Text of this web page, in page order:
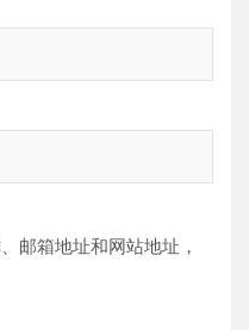
邮箱地址和网站地址，